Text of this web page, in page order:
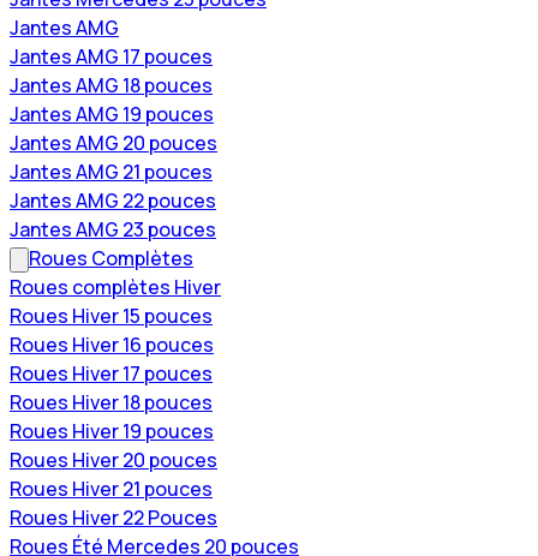
Jantes AMG
Jantes AMG 17 pouces
Jantes AMG 18 pouces
Jantes AMG 19 pouces
Jantes AMG 20 pouces
Jantes AMG 21 pouces
Jantes AMG 22 pouces
Jantes AMG 23 pouces
Roues Complètes
Roues complètes Hiver
Roues Hiver 15 pouces
Roues Hiver 16 pouces
Roues Hiver 17 pouces
Roues Hiver 18 pouces
Roues Hiver 19 pouces
Roues Hiver 20 pouces
Roues Hiver 21 pouces
Roues Hiver 22 Pouces
Roues Été Mercedes 20 pouces